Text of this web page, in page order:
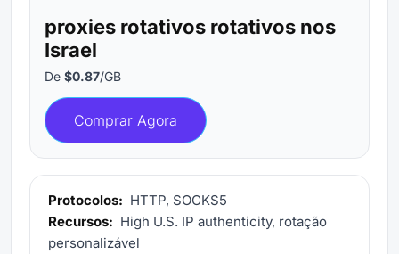
proxies rotativos rotativos nos
Israel
De $0.87/GB
Comprar Agora
Protocolos: HTTP, SOCKS5
Recursos: High U.S. IP authenticity, rotação
personalizável